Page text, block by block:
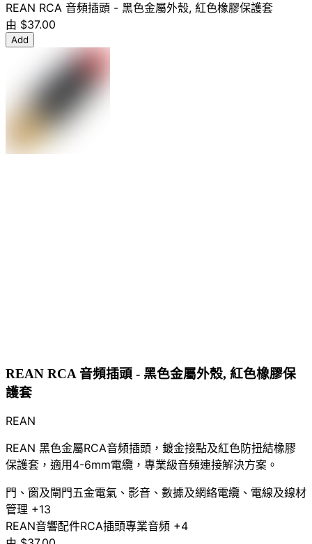
REAN RCA 音頻插頭 - 黑色金屬外殼, 紅色橡膠保護套
由 $37.00
Add
REAN RCA 音頻插頭 - 黑色金屬外殼, 紅色橡膠保
護套
REAN
REAN 黑色金屬RCA音頻插頭，鍍金接點及紅色防扭結橡膠
保護套，適用4-6mm電纜，專業級音頻連接解決方案。
門、窗及閘門五金電氣、影音、數據及網絡電纜、電線及線材
管理 +13
REAN音響配件RCA插頭專業音頻 +4